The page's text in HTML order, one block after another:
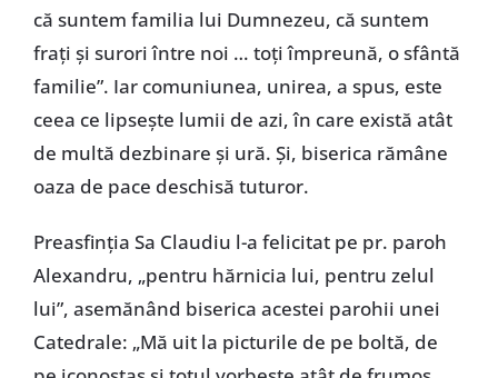
că suntem familia lui Dumnezeu, că suntem
frați și surori între noi … toți împreună, o sfântă
familie”. Iar comuniunea, unirea, a spus, este
ceea ce lipsește lumii de azi, în care există atât
de multă dezbinare și ură. Și, biserica rămâne
oaza de pace deschisă tuturor.
Preasfinția Sa Claudiu l-a felicitat pe pr. paroh
Alexandru, „pentru hărnicia lui, pentru zelul
lui”, asemănând biserica acestei parohii unei
Catedrale: „Mă uit la picturile de pe boltă, de